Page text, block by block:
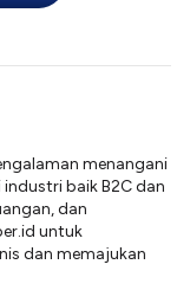
menangani
baik B2C dan
dan
untuk
dan memajukan